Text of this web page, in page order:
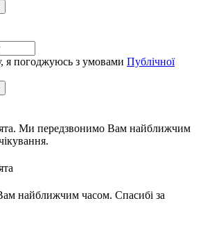
погоджуюсь з умовами Публічної
Ми передзвонимо Вам найближчим
найближчим часом. Спасибі за